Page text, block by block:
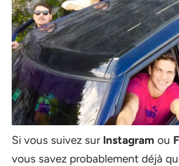
Si vous suivez sur Instagram ou
vous savez probablement déjà